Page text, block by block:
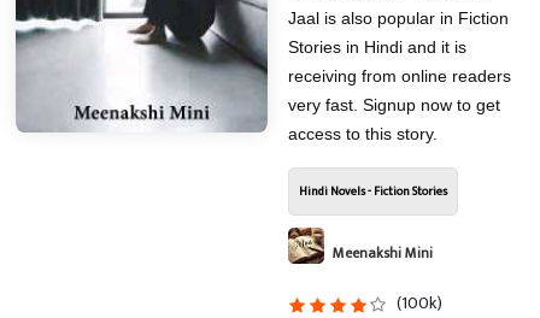
Jaal is also popular in Fiction
Stories in Hindi and it is
receiving from online readers
very fast. Signup now to get
access to this story.
Hindi Novels - Fiction Stories
Meenakshi Mini
(100k)